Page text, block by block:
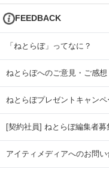
FEEDBACK
「ねとらぼ」ってなに？
ねとらぼへのご意見・ご感想
ねとらぼプレゼントキャン
[契約社員] ねとらぼ編集者募
アイティメディアへのお問